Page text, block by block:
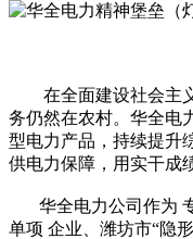
在全面建设社会主义
务仍然在农村。华全电
型电力产品，持续提升
供电力保障，用实干成
华全电力公司作为 专
单项 企业、潍坊市“隐